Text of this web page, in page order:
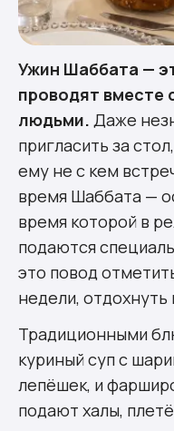
Ужин Шаббата —
проводят вместе
людьми. Даже
пригласить за
ему не с кем
время Шаббата —
время которой в
подаются
это повод
недели,
Традиционными
куриный суп с
лепёшек, и
подают халы,